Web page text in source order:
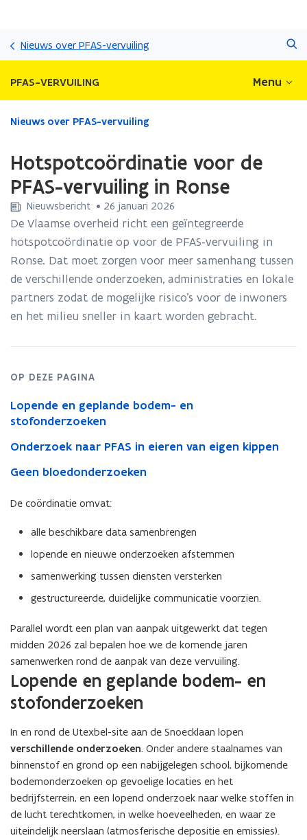
gaan
Nieuws over PFAS-vervuiling
PFAS-VERVUILING Menu
Gedaan
bevindt
zich
op:
Hotspotcoördinatie
voor
PFAS-
vervuiling
Ronse
Nieuws over PFAS-vervuiling
Hotspotcoördinatie voor de
PFAS-vervuiling in Ronse
Nieuwsbericht • 26 januari 2026
De Vlaamse overheid richt een geïntegreerde
hotspotcoördinatie op voor de PFAS-vervuiling in
Ronse. Dat moet zorgen voor meer samenhang tussen
de verschillende onderzoeken, administraties en lokale
partners zodat de mogelijke risico’s voor de inwoners
en het milieu sneller in kaart worden gebracht.
OP DEZE PAGINA
Lopende en geplande bodem- en
stofonderzoeken
Onderzoek naar PFAS in eieren van eigen kippen
Geen bloedonderzoeken
De coördinatie omvat:
alle beschikbare data samenbrengen
lopende en nieuwe onderzoeken afstemmen
samenwerking tussen diensten versterken
gestructureerde, duidelijke communicatie voorzien.
Parallel wordt een plan van aanpak uitgewerkt dat tegen
midden 2026 zal bepalen hoe we de komende jaren
samenwerken rond de aanpak van deze vervuiling.
Lopende en geplande bodem- en
stofonderzoeken
In en rond de Utexbel-site aan de Snoecklaan lopen
verschillende onderzoeken. Onder andere staalnames van
binnenstof en grond op een nabijgelegen school, bijkomende
bodemonderzoeken op gevoelige locaties en het
bedrijfsterrein, en een lopend onderzoek naar welke stoffen in
de lucht terechtkomen, in welke hoeveelheden, en waar ze
uiteindelijk neerslaan (atmosferische depositie en emissies).